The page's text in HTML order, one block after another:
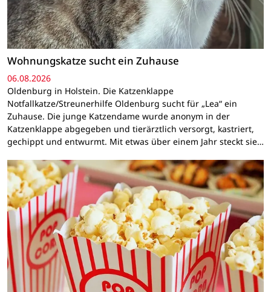
Wohnungskatze sucht ein Zuhause
06.08.2026
Oldenburg in Holstein. Die Katzenklappe
Notfallkatze/Streunerhilfe Oldenburg sucht für „Lea“ ein
Zuhause. Die junge Katzendame wurde anonym in der
Katzenklappe abgegeben und tierärztlich versorgt, kastriert,
gechippt und entwurmt. Mit etwas über einem Jahr steckt sie…